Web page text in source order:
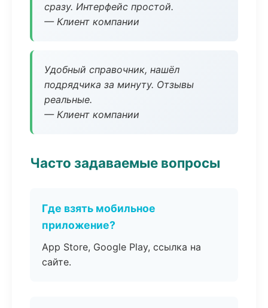
сразу. Интерфейс простой.
— Клиент компании
Удобный справочник, нашёл
подрядчика за минуту. Отзывы
реальные.
— Клиент компании
Часто задаваемые вопросы
Где взять мобильное
приложение?
App Store, Google Play, ссылка на
сайте.